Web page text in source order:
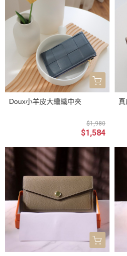
Doux小羊皮大編織中夾
$1,980
$1,584
真